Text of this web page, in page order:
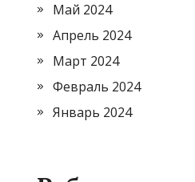
Май 2024
Апрель 2024
Март 2024
Февраль 2024
Январь 2024